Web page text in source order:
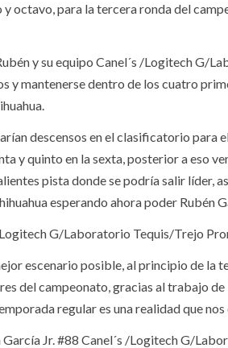
octavo, para la tercera ronda del
y su equipo Canel´s /Logitech G/
y mantenerse dentro de los cuatro
descensos en el clasificatorio
y quinto en la sexta, posterior a eso
pista donde se podría salir líder,
esperando ahora poder Rubén
Logitech G/Laboratorio Tequis/Trejo
escenario posible, al principio de
del campeonato, gracias al trabajo
regular es una realidad que
García Jr. #88 Canel´s /Logitech G/